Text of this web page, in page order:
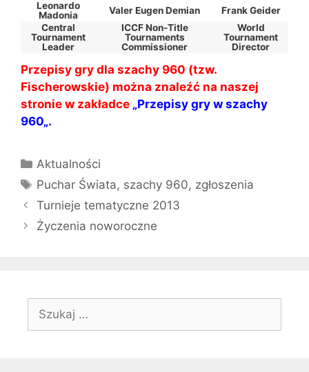
Leonardo
Madonia
Valer Eugen Demian
Frank Geider
Central
Tournament
Leader
ICCF Non-Title
Tournaments
Commissioner
World
Tournament
Director
Przepisy gry dla szachy 960 (tzw.
Fischerowskie) można znaleźć na naszej
stronie w zakładce „Przepisy gry w szachy
960„.
Kategorie
Aktualności
Tagi
Puchar Świata, szachy 960, zgłoszenia
Turnieje tematyczne 2013
Życzenia noworoczne